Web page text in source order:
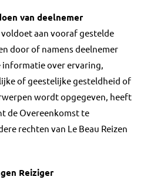
van deelnemer
aan vooraf gestelde
door of namens deelnemer
over ervaring,
of geestelijke gesteldheid of
wordt opgegeven, heeft
de Overeenkomst te
rechten van Le Beau Reizen
Reiziger